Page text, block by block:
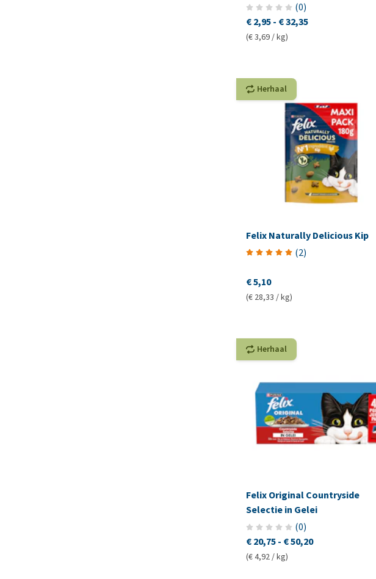
(0)
€ 2,95- € 32,35
(€ 3,69 / kg)
Herhaal
Felix Naturally Delicious Kip
(2)
€ 5,10
(€ 28,33 / kg)
Herhaal
Felix Original Countryside
Selectie in Gelei
(0)
€ 20,75- € 50,20
(€ 4,92 / kg)